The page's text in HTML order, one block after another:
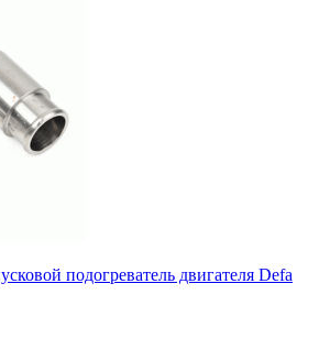
подогреватель двигателя Defa